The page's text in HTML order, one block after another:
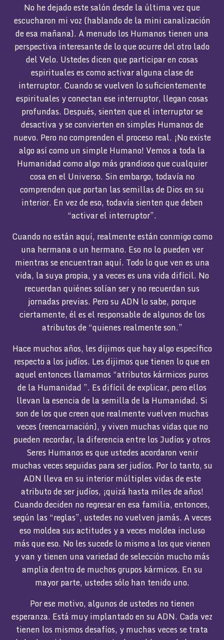
No he dejado este salón desde la última vez que
escucharon mi voz (hablando de la mini canalización
de esa mañana). A menudo los Humanos tienen una
perspectiva interesante de lo que ocurre del otro lado
del Velo. Ustedes dicen que participar en cosas
espirituales es como activar alguna clase de
interruptor. Cuando se vuelven lo suficientemente
espirituales y conectan ese interruptor, llegan cosas
profundas. Después, sienten que el interruptor se
desactiva y se convierten en simples Humanos de
nuevo. Pero no comprenden el proceso real. ¡No existe
algo así como un simple Humano! Vemos a toda la
Humanidad como algo más grandioso que cualquier
cosa en el Universo. Sin embargo, todavía no
comprenden que portan las semillas de Dios en su
interior. En vez de eso, todavía sienten que deben
“activar el interruptor”.
Cuando no están aquí, realmente están conmigo como
una hermana o un hermano. Eso no lo pueden ver
mientras se encuentran aquí. Todo lo que ven es una
vida, la suya propia, y a veces es una vida difícil. No
recuerdan quiénes solían ser y no recuerdan sus
jornadas previas. Pero su ADN lo sabe, porque
ciertamente, él es el responsable de algunos de los
atributos de “quienes realmente son.”
Hace muchos años, les dijimos que hay algo específico
respecto a los judíos. Les dijimos que tienen lo que en
aquel entonces llamamos “atributos kármicos puros
de la Humanidad ”. Es difícil de explicar, pero ellos
llevan la esencia de la semilla de la Humanidad. Si
son de los que creen que realmente vuelven muchas
veces (reencarnación), y viven muchas vidas que no
pueden recordar, la diferencia entre los Judíos y otros
Seres Humanos es que ustedes acordaron venir
muchas veces seguidas para ser judíos. Por lo tanto, su
ADN lleva en su interior múltiples vidas de este
atributo de ser judíos, ¡quizá hasta miles de años!
Cuando deciden no regresar en esa familia, entonces,
según las “reglas”, ustedes no vuelven jamás. A veces
eso moldea sus actitudes y a veces moldea incluso
más que eso. No les sucede lo mismo a los que vienen
y van y tienen una variedad de selección mucho más
amplia dentro de muchos grupos kármicos. En su
mayor parte, ustedes sólo han tenido uno.
Por ese motivo, algunos de ustedes no tienen
esperanza. Está muy implantado en su ADN. Cada vez
tienen los mismos desafíos, y muchas veces se trata